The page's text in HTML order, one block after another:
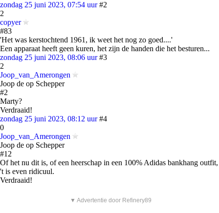
zondag 25 juni 2023, 07:54 uur #2
2
copyer
#83
'Het was kerstochtend 1961, ik weet het nog zo goed....'
Een apparaat heeft geen kuren, het zijn de handen die het besturen...
zondag 25 juni 2023, 08:06 uur #3
2
Joop_van_Amerongen
Joop de op Schepper
#2
Marty?
Verdraaid!
zondag 25 juni 2023, 08:12 uur #4
0
Joop_van_Amerongen
Joop de op Schepper
#12
Of het nu dit is, of een heerschap in een 100% Adidas bankhang outfit,
't is even ridicuul.
Verdraaid!
▼ Advertentie door Refinery89